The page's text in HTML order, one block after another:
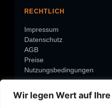
Wir legen Wert auf
RECHTLICH
Impressum
Datenschutz
AGB
Preise
Nutzungsbedingungen
ÜBER RISK-BOT